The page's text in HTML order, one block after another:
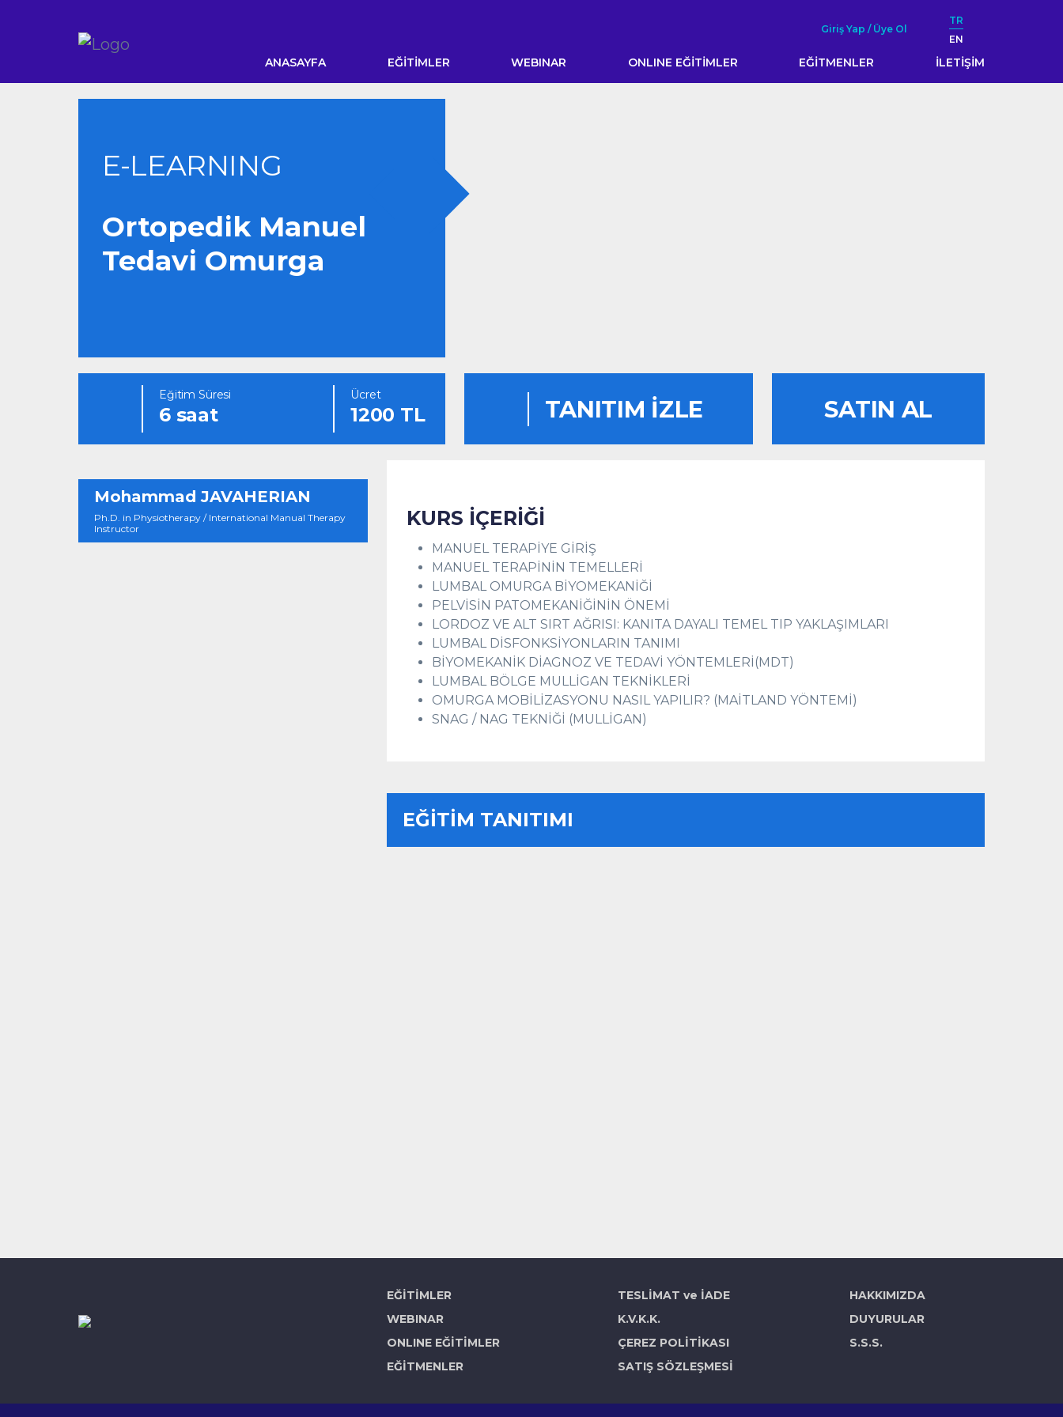
Giriş Yap / Üye Ol
TR
EN
ANASAYFA EĞİTİMLER WEBINAR ONLINE EĞİTİMLER EĞİTMENLER İLETİŞİM
E-LEARNING
Ortopedik Manuel
Tedavi Omurga
Eğitim Süresi
6 saat
Ücret
1200 TL TANITIM İZLE SATIN AL
Mohammad JAVAHERIAN
Ph.D. in Physiotherapy / International Manual Therapy
Instructor
KURS İÇERİĞİ
MANUEL TERAPİYE GİRİŞ
MANUEL TERAPİNİN TEMELLERİ
LUMBAL OMURGA BİYOMEKANİĞİ
PELVİSİN PATOMEKANİĞİNİN ÖNEMİ
LORDOZ VE ALT SIRT AĞRISI: KANITA DAYALI TEMEL TIP YAKLAŞIMLARI
LUMBAL DİSFONKSİYONLARIN TANIMI
BİYOMEKANİK DİAGNOZ VE TEDAVİ YÖNTEMLERİ(MDT)
LUMBAL BÖLGE MULLİGAN TEKNİKLERİ
OMURGA MOBİLİZASYONU NASIL YAPILIR? (MAİTLAND YÖNTEMİ)
SNAG / NAG TEKNİĞİ (MULLİGAN)
EĞİTİM TANITIMI
EĞİTİMLER
WEBINAR
ONLINE EĞİTİMLER
EĞİTMENLER
TESLİMAT ve İADE
K.V.K.K.
ÇEREZ POLİTİKASI
SATIŞ SÖZLEŞMESİ
HAKKIMIZDA
DUYURULAR
S.S.S.